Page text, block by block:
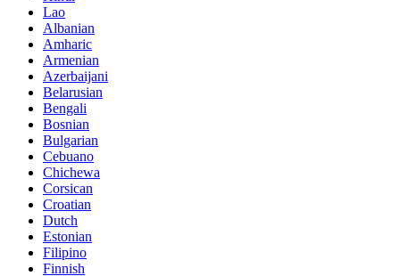
Lao
Albanian
Amharic
Armenian
Azerbaijani
Belarusian
Bengali
Bosnian
Bulgarian
Cebuano
Chichewa
Corsican
Croatian
Dutch
Estonian
Filipino
Finnish